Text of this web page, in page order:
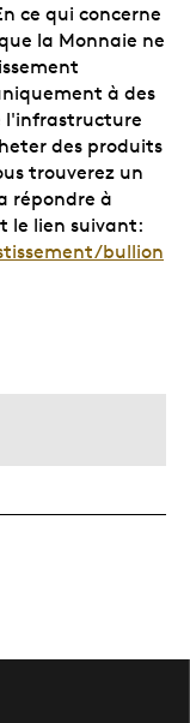
ce qui concerne
la Monnaie ne
à des
l'infrastructure
des produits
trouverez un
répondre à
le lien suivant:
bullion